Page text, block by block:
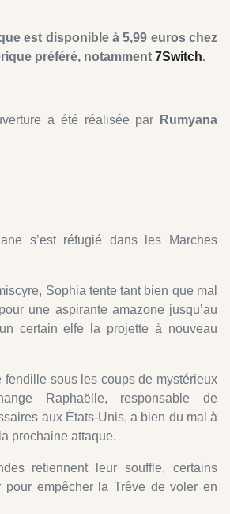
est disponible à 5,99 euros chez
préféré, notamment 7Switch.
a été réalisée par
Rumyana
s’est réfugié dans les Marches
Sophia tente tant bien que mal
une aspirante amazone jusqu’au
certain elfe la projette à nouveau
fendille sous les coups de mystérieux
Raphaëlle, responsable de
aux États-Unis, a bien du mal à
prochaine attaque.
retiennent leur souffle, certains
pour empêcher la Trêve de voler en